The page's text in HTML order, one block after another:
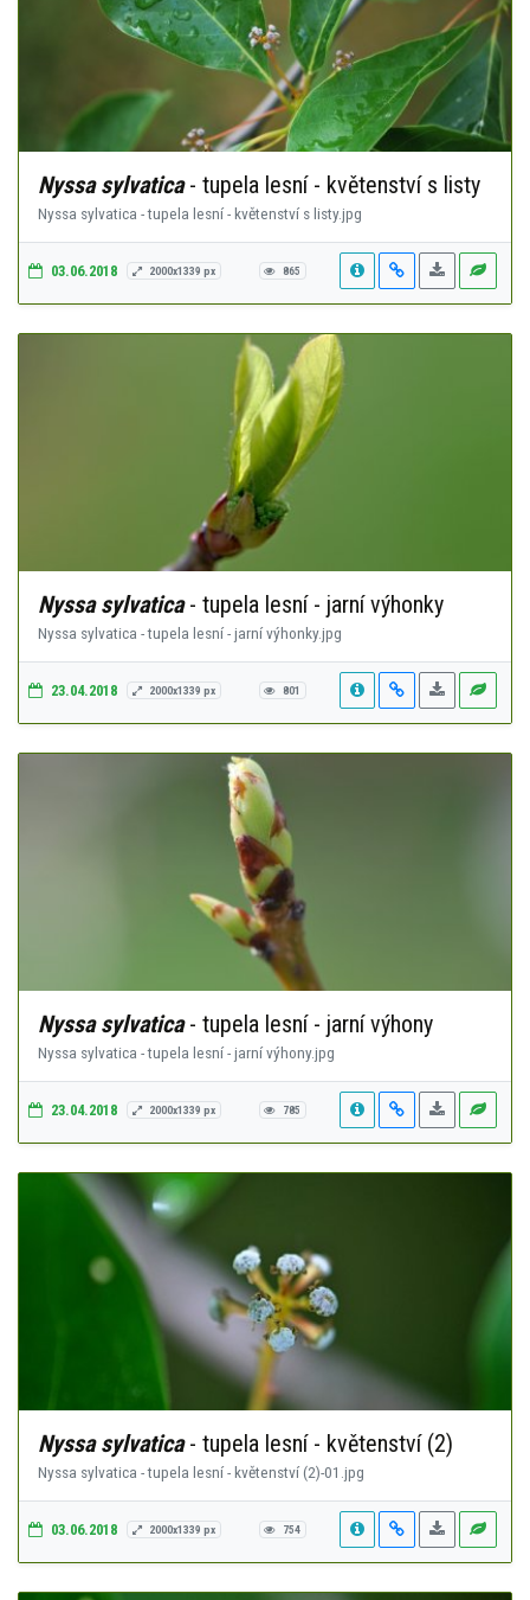
Nyssa sylvatica- tupela lesní - květenství s listy
Nyssa sylvatica - tupela lesní - květenství s listy.jpg
03.06.2018 2000x1339 px 865
Nyssa sylvatica- tupela lesní - jarní výhonky
Nyssa sylvatica - tupela lesní - jarní výhonky.jpg
23.04.2018 2000x1339 px 801
Nyssa sylvatica- tupela lesní - jarní výhony
Nyssa sylvatica - tupela lesní - jarní výhony.jpg
23.04.2018 2000x1339 px 785
Nyssa sylvatica- tupela lesní - květenství (2)
Nyssa sylvatica - tupela lesní - květenství (2)-01.jpg
03.06.2018 2000x1339 px 754